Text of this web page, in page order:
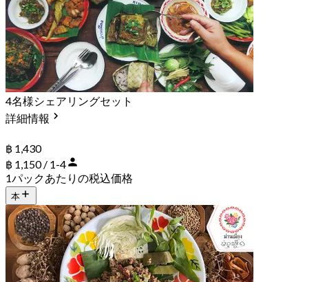
4名様シェアリングセット
詳細情報
฿ 1,430
฿ 1,150 / 1-4
1パックあたりの税込価格
本